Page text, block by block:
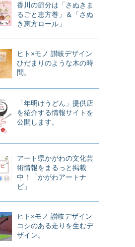
香川の節分は「さぬきま
るごと恵方巻」＆「さぬ
き恵方ロール」
ヒト×モノ 讃岐デザイン
ひだまりのような木の時
間。
「年明けうどん」提供店
を紹介する情報サイトを
公開します。
アート県かがわの文化芸
術情報をまるっと掲載
中！「かがわアートナ
ビ」
ヒト×モノ 讃岐デザイン
コシのある走りを生むデ
ザイン。